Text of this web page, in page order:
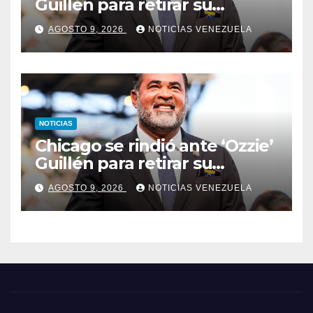
Guillén para retirar su
número
AGOSTO 9, 2026 NOTICIAS VENEZUELA
NOTICIAS
Chicago se rindió ante ‘Ozzie’
Guillén para retirar su
número
AGOSTO 9, 2026 NOTICIAS VENEZUELA